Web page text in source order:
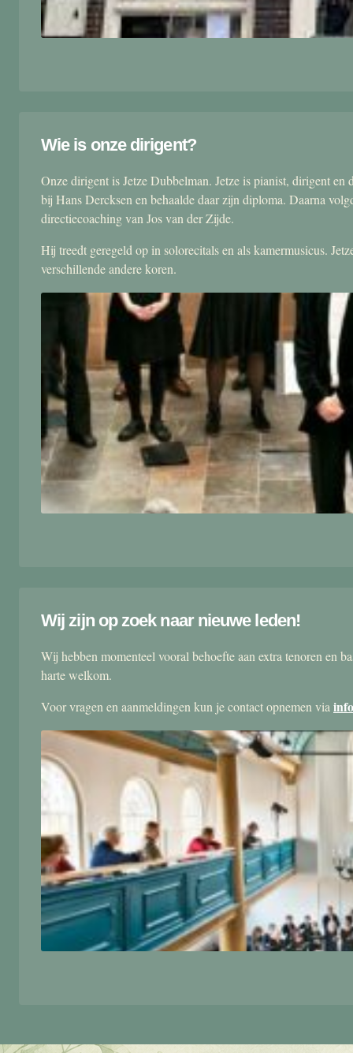
Wie is onze dirigent?
Onze dirigent is Jetze Dubbelman. Jetze is pianist, dirigent
bij Hans Dercksen en behaalde daar zijn diploma. Daarna
directiecoaching van Jos van der Zijde.
Hij treedt geregeld op in solorecitals en als kamermusicus.
verschillende andere koren.
Wij zijn op zoek naar nieuwe leden!
Wij hebben momenteel vooral behoefte aan extra tenoren en
harte welkom.
Voor vragen en aanmeldingen kun je contact opnemen via